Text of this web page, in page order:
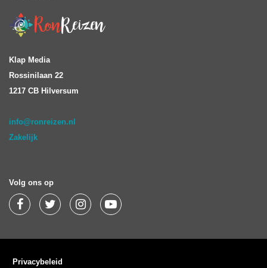
Klap Media
Rossinilaan 22
1217 CB Hilversum
info@ronreizen.nl
Zakelijk
Volg ons op
Privacybeleid